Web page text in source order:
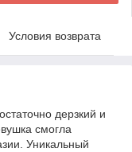
Условия возврата
дерзкий и
смогла
Уникальный